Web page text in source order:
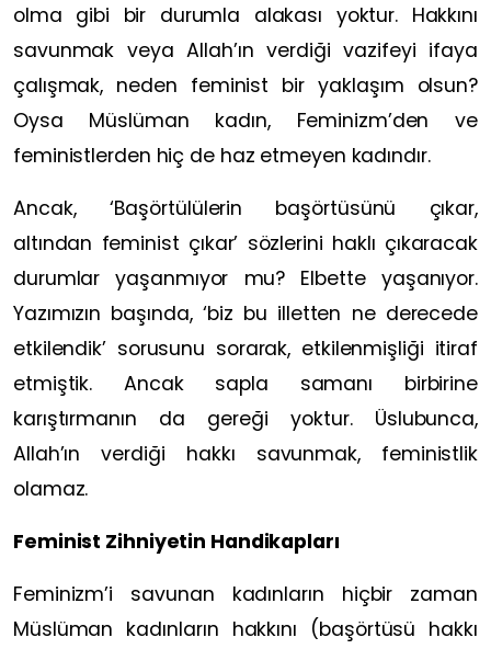
olma gibi bir durumla alakası yoktur. Hakkını
savunmak veya Allah’ın verdiği vazifeyi ifaya
çalışmak, neden feminist bir yaklaşım olsun?
Oysa Müslüman kadın, Feminizm’den ve
feministlerden hiç de haz etmeyen kadındır.
Ancak, ‘Başörtülülerin başörtüsünü çıkar,
altından feminist çıkar’ sözlerini haklı çıkaracak
durumlar yaşanmıyor mu? Elbette yaşanıyor.
Yazımızın başında, ‘biz bu illetten ne derecede
etkilendik’ sorusunu sorarak, etkilenmişliği itiraf
etmiştik. Ancak sapla samanı birbirine
karıştırmanın da gereği yoktur. Üslubunca,
Allah’ın verdiği hakkı savunmak, feministlik
olamaz.
Feminist Zihniyetin Handikapları
Feminizm’i savunan kadınların hiçbir zaman
Müslüman kadınların hakkını (başörtüsü hakkı